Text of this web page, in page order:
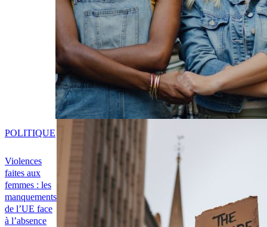
Violences
faites aux
femmes : les
manquements
de l’UE face
à l’absence
POLITIQUE